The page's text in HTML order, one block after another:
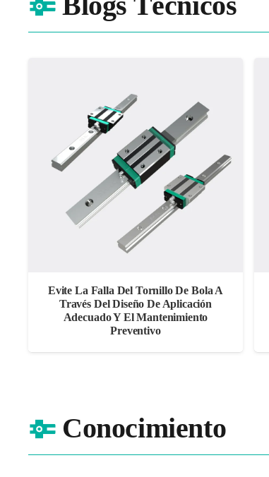
Evite La Falla Del Tornillo De Bola A
Través Del Diseño De Aplicación
Adecuado Y El Mantenimiento
Preventivo
Conocimiento